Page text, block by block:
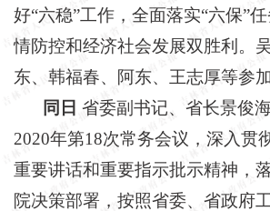
好“六稳”工作，全面落实“六保”
情防控和经济社会发展双胜利。
东、韩福春、阿东、王志厚等参加
同日 省委副书记、省长景俊
2020年第18次常务会议，深入贯
重要讲话和重要指示批示精神，
院决策部署，按照省委、省政府